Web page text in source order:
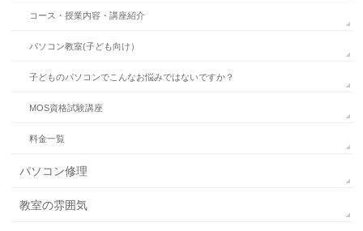
コース・授業内容・講座紹介
パソコン教室(子ども向け）
子どものパソコンでこんなお悩みではないですか？
MOS資格試験講座
料金一覧
パソコン修理
教室の雰囲気